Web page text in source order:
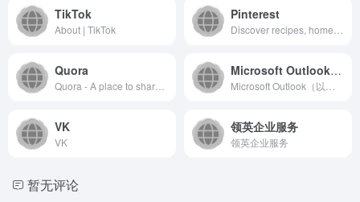
TikTok
About | TikTok
Pinterest
Quora Microsoft Outlook（以前称为 Hotmail）：免费的电子邮件和日历 | Microsoft 365
VK
VK
领英企业服务
领英企业服务
暂无评论